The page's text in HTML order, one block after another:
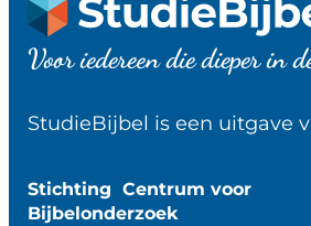
Voor iedereen die dieper in
StudieBijbel is een uitgave
Stichting Centrum voor
Bijbelonderzoek